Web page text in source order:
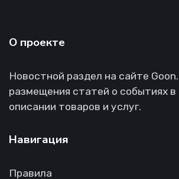
О проекте
Новостной раздел на сайте
размещения статей о событиях в
описании товаров и услуг.
Навигация
Правила